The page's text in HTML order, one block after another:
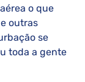
o que
outras
se
toda a gente